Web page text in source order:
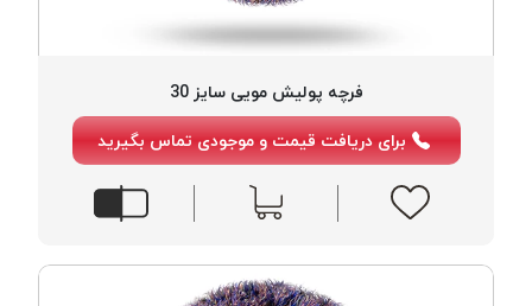
فرچه پولیش مویی سایز 30
برای دریافت قیمت و موجودی تماس بگیرید